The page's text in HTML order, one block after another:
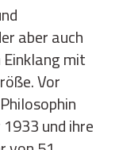
aber auch
mit
Vor
und ihre